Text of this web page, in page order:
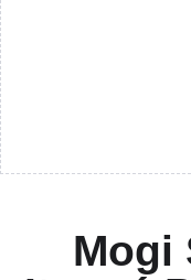
Mogi